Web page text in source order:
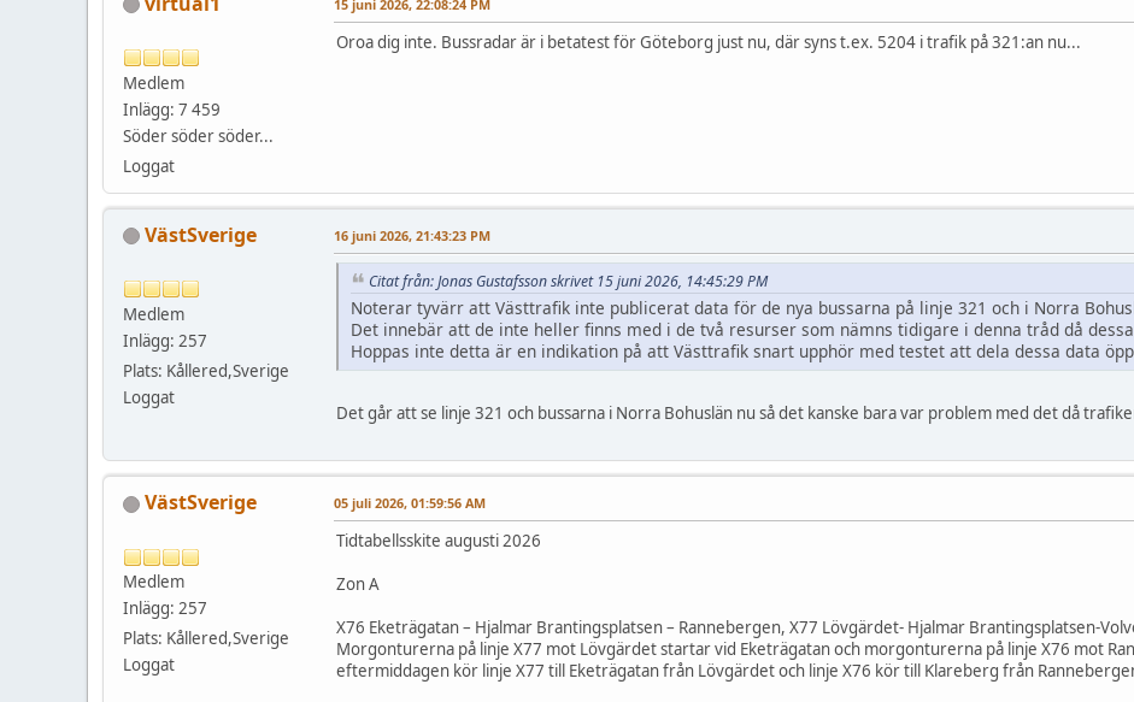
Medlem
Inlägg: 7 459
Söder söder söder...
Loggat
15 juni 2026, 22:08:24 PM
Oroa dig inte. Bussradar är i betatest för Göteborg just nu, där syns t.ex. 5204 i trafik på 321:an nu...
VästSverige
Medlem
Inlägg: 257
Plats: Kållered,Sverige
Loggat
16 juni 2026, 21:43:23 PM
Citat från: Jonas Gustafsson skrivet 15 juni 2026, 14:45:29 PM
Noterar tyvärr att Västtrafik inte publicerat data för de nya bussarna på linje 321 och i Norra
Det innebär att de inte heller finns med i de två resurser som nämns tidigare i denna tråd då
Hoppas inte detta är en indikation på att Västtrafik snart upphör med testet att dela dessa data
Det går att se linje 321 och bussarna i Norra Bohuslän nu så det kanske bara var problem med det då
VästSverige
Medlem
Inlägg: 257
Plats: Kållered,Sverige
Loggat
05 juli 2026, 01:59:56 AM
Tidtabellsskite augusti 2026
Zon A
X76 Eketrägatan – Hjalmar Brantingsplatsen – Rannebergen, X77 Lövgärdet- Hjalmar Brantingsplatsen-
Morgonturerna på linje X77 mot Lövgärdet startar vid Eketrägatan och morgonturerna på linje X76 mot
eftermiddagen kör linje X77 till Eketrägatan från Lövgärdet och linje X76 kör till Klareberg från